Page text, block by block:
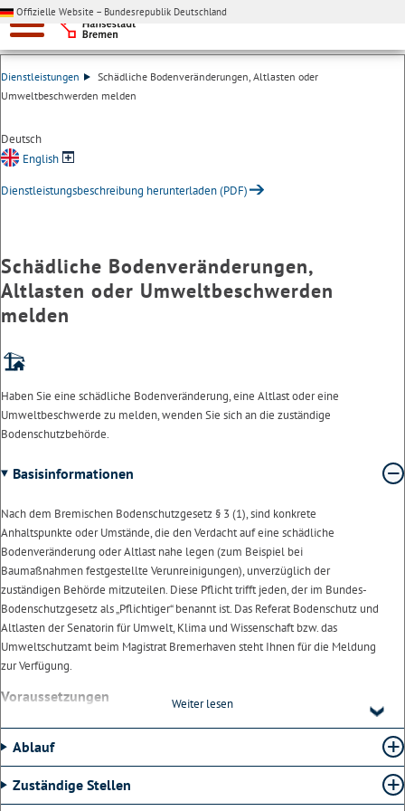
Offizielle Website – Bundesrepublik Deutschland
Dienstleistungen
Schädliche Bodenveränderungen, Altlasten oder
Umweltbeschwerden melden
Deutsch
English
Dienstleistungsbeschreibung herunterladen (PDF)
Schädliche Bodenveränderungen,
Altlasten oder Umweltbeschwerden
melden
Haben Sie eine schädliche Bodenveränderung, eine Altlast oder eine
Umweltbeschwerde zu melden, wenden Sie sich an die zuständige
Bodenschutzbehörde.
Basisinformationen
Nach dem Bremischen Bodenschutzgesetz § 3 (1), sind konkrete
Anhaltspunkte oder Umstände, die den Verdacht auf eine schädliche
Bodenveränderung oder Altlast nahe legen (zum Beispiel bei
Baumaßnahmen festgestellte Verunreinigungen), unverzüglich der
zuständigen Behörde mitzuteilen. Diese Pflicht trifft jeden, der im Bundes-
Bodenschutzgesetz als „Pflichtiger“ benannt ist. Das Referat Bodenschutz und
Altlasten der Senatorin für Umwelt, Klima und Wissenschaft bzw. das
Umweltschutzamt beim Magistrat Bremerhaven steht Ihnen für die Meldung
zur Verfügung.
Voraussetzungen
Bestehen konkrete Anhaltspunkte oder Umstände, die den Verdacht auf eine
schädliche Bodenveränderung oder Altlast nahelegen, so muss dies vom
Meldepflichtigen gemeldet werden.
Meldepflichtig sind insbesondere:
Weiter lesen
Ablauf
Zuständige Stellen